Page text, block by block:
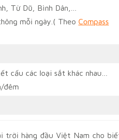
Từ Dũ, Bình Dân,…
mỗi ngày.( Theo Compass
cấu các loại sắt khác nhau…
đêm
trời hàng đầu Việt Nam cho